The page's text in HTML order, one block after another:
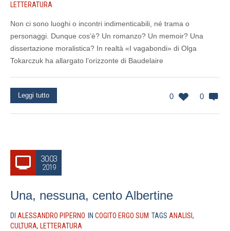
LETTERATURA
Non ci sono luoghi o incontri indimenticabili, né trama o
personaggi. Dunque cos’è? Un romanzo? Un memoir? Una
dissertazione moralistica? In realtà «I vagabondi» di Olga
Tokarczuk ha allargato l’orizzonte di Baudelaire
0 0
Leggi tutto
30.03
2019
Una, nessuna, cento Albertine
DI ALESSANDRO PIPERNO IN COGITO ERGO SUM TAGS ANALISI ,
CULTURA, LETTERATURA